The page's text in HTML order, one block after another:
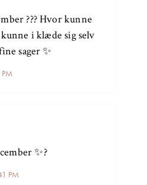
??? Hvor kunne
i klæde sig selv
sager ✨
PM
✨?